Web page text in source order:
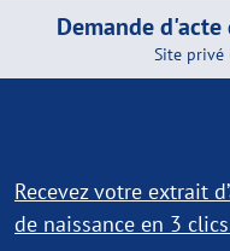
Demande
Site privé
Recevez votre extrait
de naissance en 3